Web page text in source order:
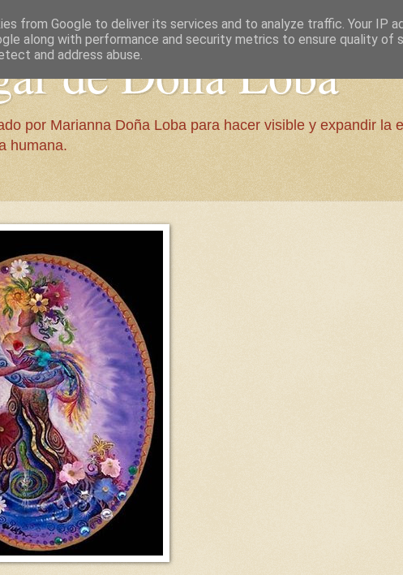
de Doña Loba
por Marianna Doña Loba para hacer visible y expandir la
humana.
from Google to deliver its services and to analyze traffic. Your IP
along with performance and security metrics to ensure quality of
and address abuse.